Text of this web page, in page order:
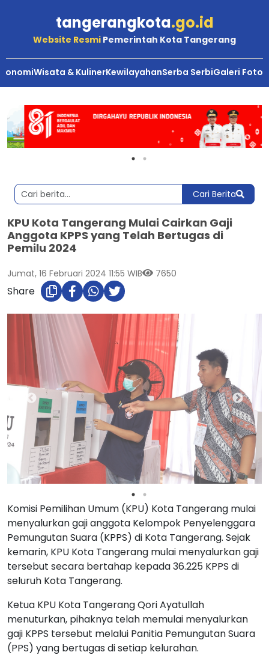
tangerangkota.go.id
Website Resmi Pemerintah Kota Tangerang
Wisata & KulinerKewilayahanSerba SerbiGaleri Foto
Cari Berita
KPU Kota Tangerang Mulai Cairkan Gaji
Anggota KPPS yang Telah Bertugas di
Pemilu 2024
Jumat, 16 Februari 2024 11:55 WIB 7650
Share
Komisi Pemilihan Umum (KPU) Kota Tangerang mulai
menyalurkan gaji anggota Kelompok Penyelenggara
Pemungutan Suara (KPPS) di Kota Tangerang. Sejak
kemarin, KPU Kota Tangerang mulai menyalurkan gaji
tersebut secara bertahap kepada 36.225 KPPS di
seluruh Kota Tangerang.
Ketua KPU Kota Tangerang Qori Ayatullah
menuturkan, pihaknya telah memulai menyalurkan
gaji KPPS tersebut melalui Panitia Pemungutan Suara
(PPS) yang bertugas di setiap kelurahan.